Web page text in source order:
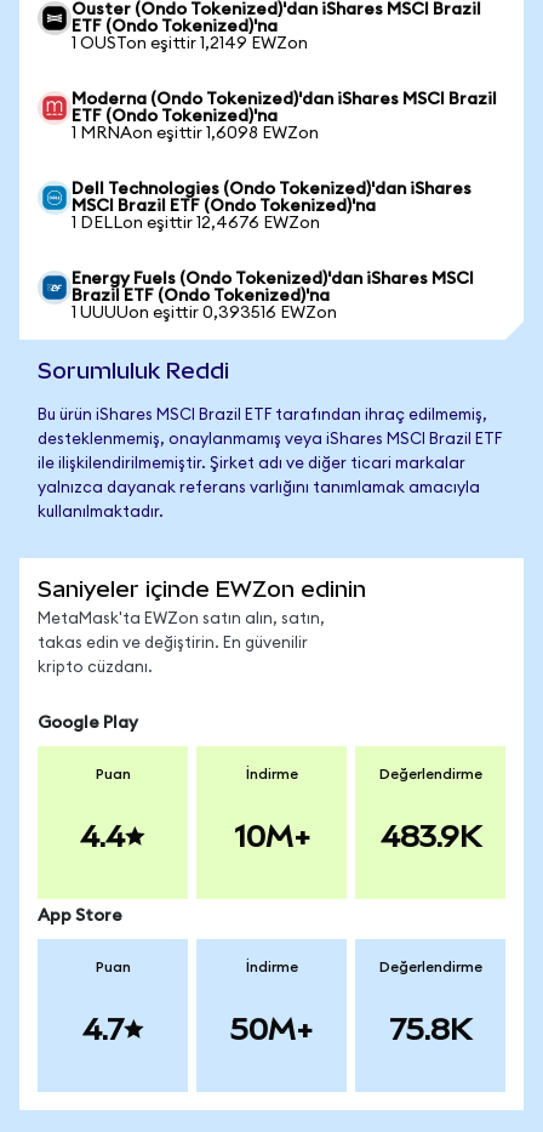
Ouster (Ondo Tokenized)'dan iShares MSCI Brazil
ETF (Ondo Tokenized)'na
1 OUSTon eşittir 1,2149 EWZon
Moderna (Ondo Tokenized)'dan iShares MSCI Brazil
ETF (Ondo Tokenized)'na
1 MRNAon eşittir 1,6098 EWZon
Dell Technologies (Ondo Tokenized)'dan iShares
MSCI Brazil ETF (Ondo Tokenized)'na
1 DELLon eşittir 12,4676 EWZon
Energy Fuels (Ondo Tokenized)'dan iShares MSCI
Brazil ETF (Ondo Tokenized)'na
1 UUUUon eşittir 0,393516 EWZon
Sorumluluk Reddi
Bu ürün iShares MSCI Brazil ETF tarafından ihraç edilmemiş,
desteklenmemiş, onaylanmamış veya iShares MSCI Brazil ETF
ile ilişkilendirilmemiştir. Şirket adı ve diğer ticari markalar
yalnızca dayanak referans varlığını tanımlamak amacıyla
kullanılmaktadır.
Saniyeler içinde EWZon edinin
MetaMask'ta EWZon satın alın, satın,
takas edin ve değiştirin. En güvenilir
kripto cüzdanı.
Google Play
Puan
4.4
İndirme
10M+
Değerlendirme
483.9K
App Store
Puan
4.7
İndirme
50M+
Değerlendirme
75.8K